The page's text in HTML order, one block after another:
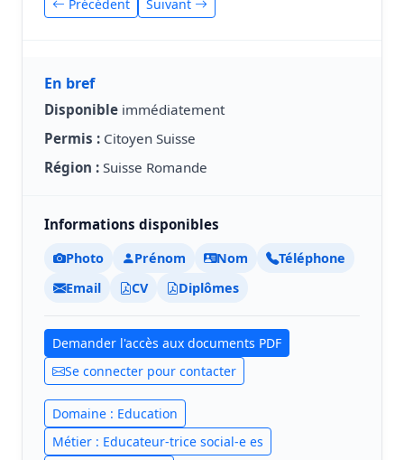
Précédent Suivant
En bref
Disponible immédiatement
Permis : Citoyen Suisse
Région : Suisse Romande
Informations disponibles
Photo Prénom Nom
Téléphone
Email
CV Diplômes
Demander l'accès aux documents PDF
Se connecter pour contacter
Domaine : Education
Métier : Educateur-trice social-e es